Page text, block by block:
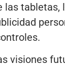
las tabletas,
visiones